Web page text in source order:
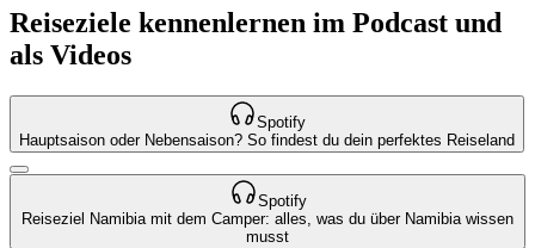
Reiseziele kennenlernen im Podcast und
als Videos
Spotify
Hauptsaison oder Nebensaison? So findest du dein perfektes Reiseland
Spotify
Reiseziel Namibia mit dem Camper: alles, was du über Namibia wissen
musst